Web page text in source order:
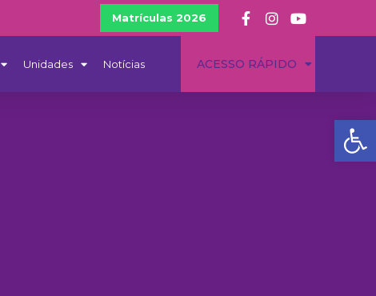
Matrículas 2026
Unidades Notícias ACESSO RÁPIDO